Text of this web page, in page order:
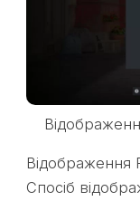
Відображення
Спосіб